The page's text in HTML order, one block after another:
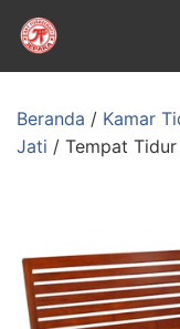
Beranda / Kamar
Jati / Tempat